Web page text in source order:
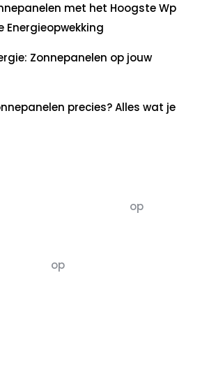
met het Hoogste Wp
Energieopwekking
Zonnepanelen op jouw
precies? Alles wat je
op
op